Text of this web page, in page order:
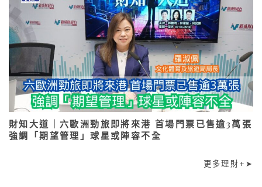
財知大道｜六歐洲勁旅即將來港 首場門票已售逾3萬張
強調「期望管理」球星或陣容不全
更多理財+➤